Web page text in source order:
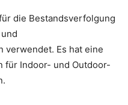
die Bestandsverfolgung
verwendet. Es hat eine
für Indoor- und Outdoor-